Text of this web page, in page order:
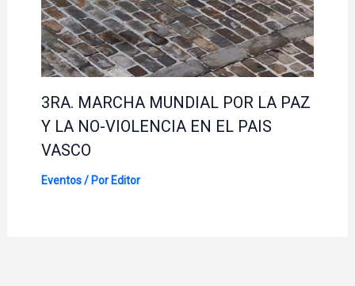
3RA. MARCHA MUNDIAL POR LA PAZ
Y LA NO-VIOLENCIA EN EL PAIS
VASCO
Eventos/ Por Editor